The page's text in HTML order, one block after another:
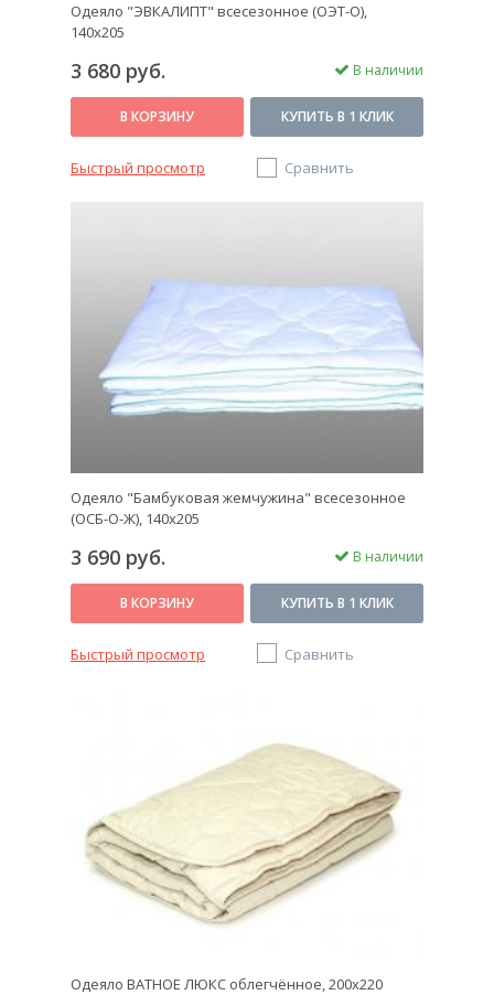
Одеяло "ЭВКАЛИПТ" всесезонное (ОЭТ-О),
140x205
3 680 руб. В наличии
В КОРЗИНУ КУПИТЬ В 1 КЛИК
Быстрый просмотр Сравнить
Одеяло "Бамбуковая жемчужина" всесезонное
(ОСБ-О-Ж), 140x205
3 690 руб. В наличии
В КОРЗИНУ КУПИТЬ В 1 КЛИК
Быстрый просмотр Сравнить
Одеяло ВАТНОЕ ЛЮКС облегчённое, 200x220